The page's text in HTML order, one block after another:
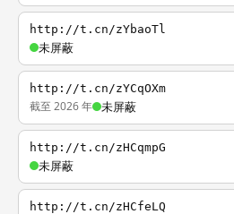
http://t.cn/zYbaoTl
未屏蔽
http://t.cn/zYCqOXm
截至 2026 年 未屏蔽
http://t.cn/zHCqmpG
未屏蔽
http://t.cn/zHCfeLQ